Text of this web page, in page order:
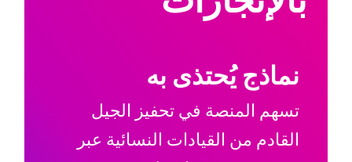
نماذج يُحتذى به
تسهم المنصة في تحفيز الجيل
القادم من القيادات النسائية عبر